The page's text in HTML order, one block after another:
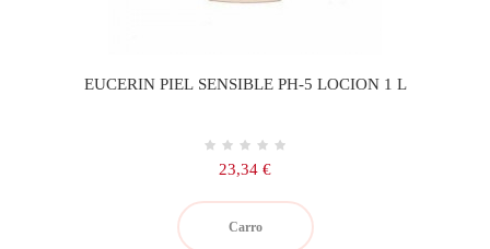
EUCERIN PIEL SENSIBLE PH-5 LOCION 1 L
Precio
23,34 €
Carro